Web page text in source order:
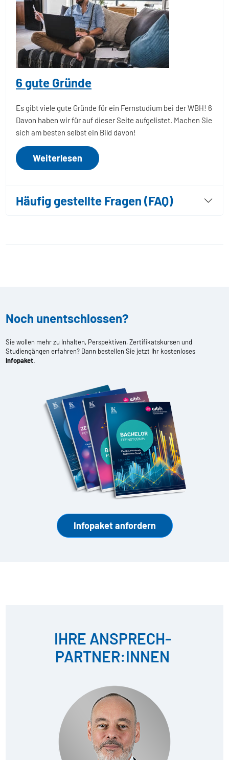
6 gute Gründe
Es gibt viele gute Gründe für ein Fernstudium bei der WBH! 6
Davon haben wir für auf dieser Seite aufgelistet. Machen Sie
sich am besten selbst ein Bild davon!
Weiterlesen
Häufig gestellte Fragen (FAQ)
Noch unentschlossen?
Sie wollen mehr zu Inhalten, Perspektiven, Zertifikatskursen und
Studiengängen erfahren? Dann bestellen Sie jetzt Ihr kostenloses
Infopaket.
Infopaket anfordern
IHRE ANSPRECH­
PARTNER:INNEN